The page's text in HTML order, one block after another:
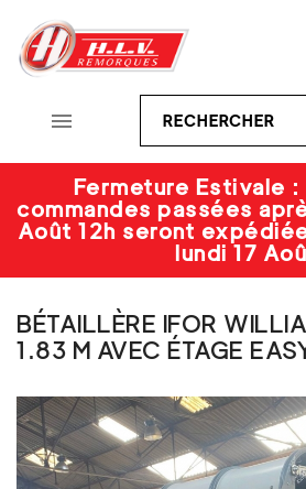

Fermeture Estivale
commandes passées
Août 12h seront
lundi 17
BÉTAILLÈRE IFOR
1.83 M AVEC ÉTAGE